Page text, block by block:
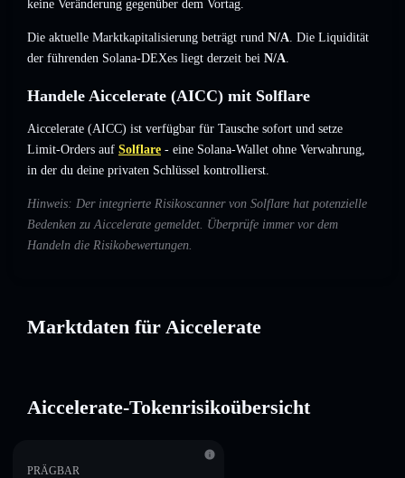
keine Veränderung gegenüber dem Vortag.
Die aktuelle Marktkapitalisierung beträgt rund N/A. Die Liquidität
der führenden Solana-DEXes liegt derzeit bei N/A.
Handele Aiccelerate (AICC) mit Solflare
Aiccelerate (AICC) ist verfügbar für Tausche sofort und setze
Limit-Orders auf Solflare - eine Solana-Wallet ohne Verwahrung,
in der du deine privaten Schlüssel kontrollierst.
Hinweis: Der integrierte Risikoscanner von Solflare hat potenzielle
Bedenken zu Aiccelerate gemeldet. Überprüfe immer vor dem
Handeln die Risikobewertungen.
Marktdaten für Aiccelerate
Aiccelerate-Tokenrisikoübersicht
PRÄGBAR